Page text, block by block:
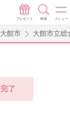
プレゼント 検索 メニュー
大館市 大館市立総
完了